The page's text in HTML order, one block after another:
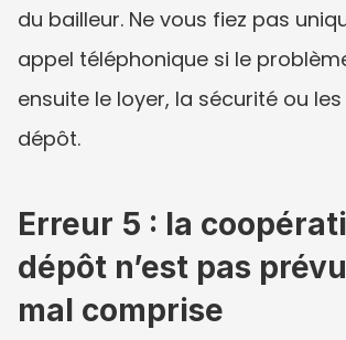
du bailleur. Ne vous fiez pas
appel téléphonique si le
ensuite le loyer, la sécurité ou
dépôt.
Erreur 5 : la
dépôt n’est pas
mal comprise